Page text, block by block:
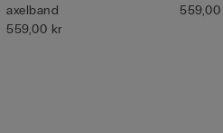
axelband
559,00 kr